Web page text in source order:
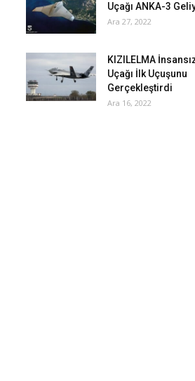
Uçağı ANKA-3
Ara 27, 2022
KIZILELMA
Uçağı İlk Uçuşunu
Gerçekleştirdi
Ara 16, 2022